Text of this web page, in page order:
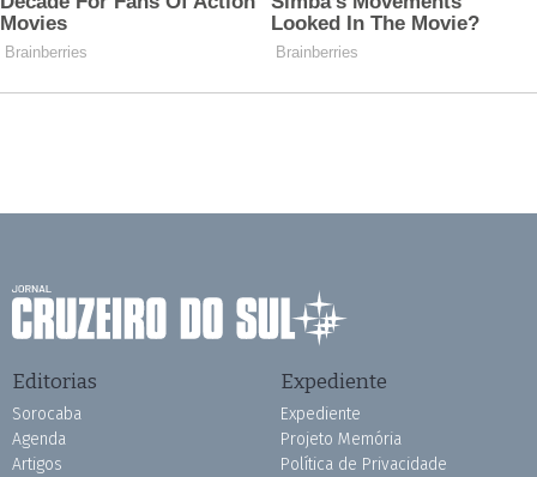
Editorias
Sorocaba
Agenda
Artigos
Expediente
Expediente
Projeto Memória
Política de Privacidade